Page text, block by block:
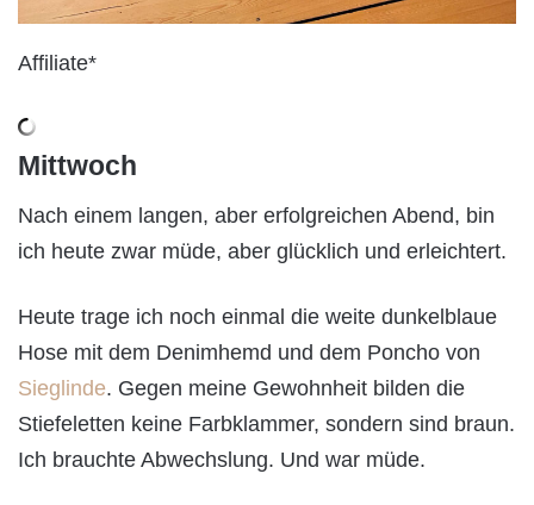
Affiliate*
Mittwoch
Nach einem langen, aber erfolgreichen Abend, bin
ich heute zwar müde, aber glücklich und erleichtert.
Heute trage ich noch einmal die weite dunkelblaue
Hose mit dem Denimhemd und dem Poncho von
Sieglinde. Gegen meine Gewohnheit bilden die
Stiefeletten keine Farbklammer, sondern sind braun.
Ich brauchte Abwechslung. Und war müde.